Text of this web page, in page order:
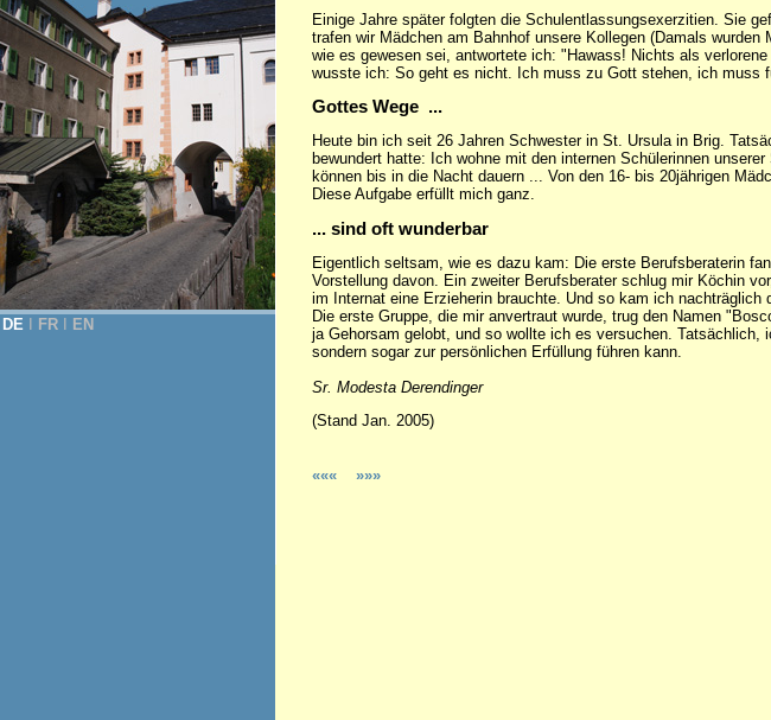
DE FR EN
Einige Jahre später folgten die Schulentlassungsexerzitien. Sie
trafen wir Mädchen am Bahnhof unsere Kollegen (Damals
wie es gewesen sei, antwortete ich: "Hawass! Nichts als
wusste ich: So geht es nicht. Ich muss zu Gott stehen, ich muss
Gottes Wege ...
Heute bin ich seit 26 Jahren Schwester in St. Ursula in Brig.
bewundert hatte: Ich wohne mit den internen Schülerinnen
können bis in die Nacht dauern ... Von den 16- bis 20jährigen
Diese Aufgabe erfüllt mich ganz.
... sind oft wunderbar
Eigentlich seltsam, wie es dazu kam: Die erste Berufsberaterin
Vorstellung davon. Ein zweiter Berufsberater schlug mir Köchin
im Internat eine Erzieherin brauchte. Und so kam ich nachträglich
Die erste Gruppe, die mir anvertraut wurde, trug den Namen
ja Gehorsam gelobt, und so wollte ich es versuchen.
sondern sogar zur persönlichen Erfüllung führen kann.
Sr. Modesta Derendinger
(Stand Jan. 2005)
««« »»»